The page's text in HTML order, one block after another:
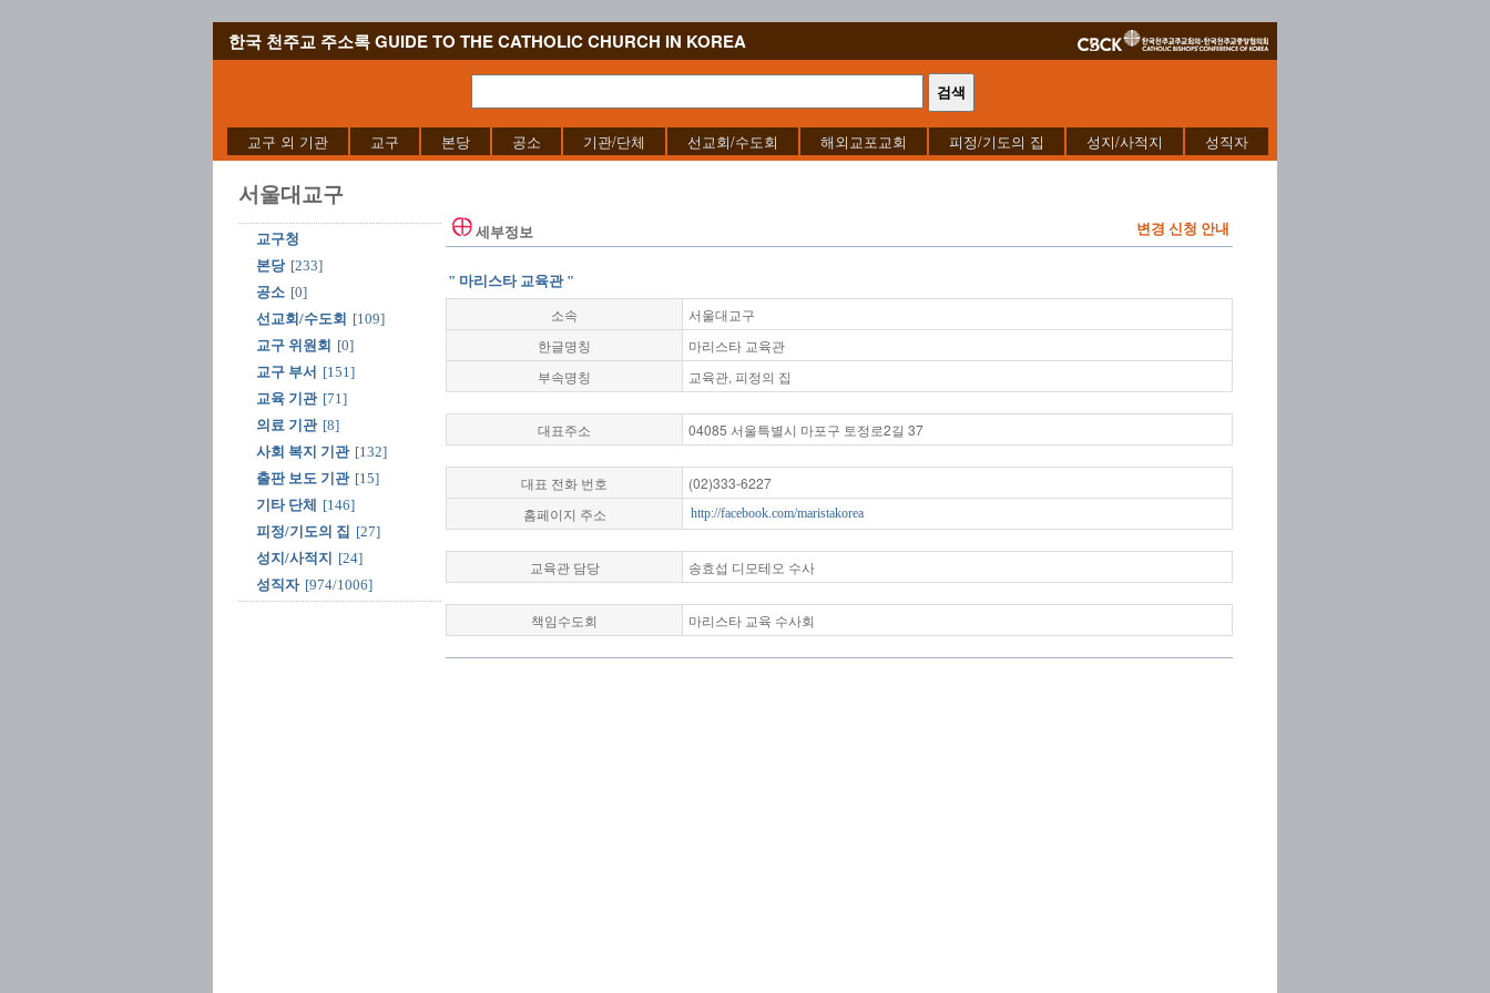
한국 천주교 주소록 GUIDE TO THE CATHOLIC CHURCH IN KOREA
교구 외 기관 교구 본당 공소 기관/단체 선교회/수도회 해외교포교회 피정/기도의 집 성지/사적지 성직자
서울대교구
교구청
본당 [233]
공소 [0]
선교회/수도회 [109]
교구 위원회 [0]
교구 부서 [151]
교육 기관 [71]
의료 기관 [8]
사회 복지 기관 [132]
출판 보도 기관 [15]
기타 단체
[146]
피정/기도의 집 [27]
성지/사적지
[24]
성직자 [974/1006]
세부정보 변경 신청 안내
" 마리스타 교육관 "
소속
서울대교구
한글명칭
마리스타 교육관
부속명칭
교육관, 피정의 집
대표주소 04085 서울특별시 마포구 토정로2길 37
대표 전화 번호
(02)333-6227
홈페이지 주소
http://facebook.com/maristakorea
교육관 담당 송효섭 디모테오 수사
책임수도회 마리스타 교육 수사회